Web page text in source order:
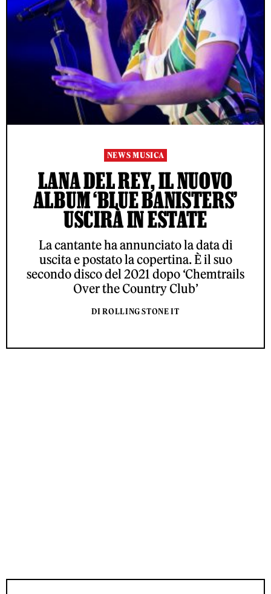
NEWS MUSICA
LANA DEL REY, IL NUOVO
ALBUM ‘BLUE BANISTERS’
USCIRÀ IN ESTATE
La cantante ha annunciato la data di
uscita e postato la copertina. È il suo
secondo disco del 2021 dopo ‘Chemtrails
Over the Country Club’
DI ROLLING STONE IT